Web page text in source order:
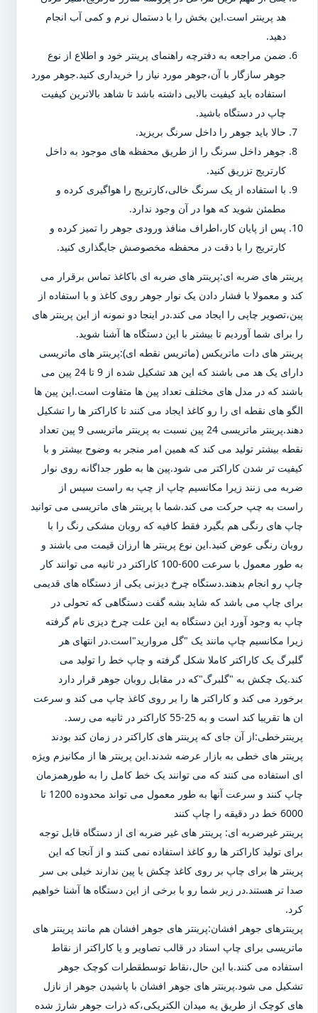
هد پرینتر است.این بخش را با دستمال نرم و کمی آب انجام
دهید.
ضمن مراجعه به دفترچه راهنمای پرینتر خود و اطلاع از نوع
جوهر سازگار با آن،جوهر مورد نیاز را خریداری کنید.جوهر مورد
استفاده باید کیفیت بالایی داشته باشد تا شاهد بالاترین کیفیت
چاپ در دستگاه باشید.
حالا باید جوهر را داخل سرنگ بریزید.
جوهر داخل سرنگ را از طریق محفظه های موجود به داخل
کارتریج تزریق کنید.
با استفاده از یک سرنگ خالی،کارتریج را هواگیری کرده و
مطمئن شوید که هوا در آن وجود ندارد.
پس از پایان کار،اطراف منافذ ورودی جوهر را تمیز کرده و
کارتریج را با دقت در محفظه مخصوصش جایگذاری کنید.
پرینتر های ضربه ای:پرینتر های ضربه ای باکاغذ تماس برقرار می
کند و معمولا با فشار دادن یک نوار جوهر روی کاغذ و با استفاده از
پین،تصویر چاپی را ایجاد می کند.در اینجا دو نمونه از این پرینتر های
را برای شما آوردیم تا بیشتر با این دستگاه ها آشنا شوید.
پرینتر های دات ماتریکس (ماتریس نقطه ای):پرینتر های ماتریسی
دارای یک هد می باشند که این هد تشکیل شده از 9 تا 24 پین می
باشند که در مدل های مختلف تعداد پین ها متفاوت است.این پین ها
الگو های نقطه ای را رو کاغذ ایجاد می کنند تا کاراکتر ها را تشکیل
دهند.پرینتر ماتریسی 24 پین نسبت به پرینتر ماتریسی 9 پین تعداد
نقطه بیشتر تولید می کند که همین امر منجر به وضوح بیشتر و با
کیفیت تر شدن کاراکتر می شود.پین ها به طور جداگانه روی نوار
ضربه می زنند زیرا مکانسیم چاپ از چپ به راست سپس از
راست به چپ حرکت می کند.شما با پرینتر های ماتریسی می توانید
چاپ های رنگی هم بگیرد فقط کافیه که روبان مشکی رنگ را با
روبان رنگی عوض کنید.این نوع پرینتر ها ارزان قیمت می باشند و
به طور معمول با سرعت 600-100 کاراکتر در ثانیه می توانند کار
چاپ رو انجام بدهند.دستگاه چرخ دیزنی یکی از دستگاه های قدیمی
برای چاپ می باشد که شاید بشه گفت دستگاهی که تحولی در
چاپ به وجود آورد این دستگاه به این علت چرخ دیزی نام گرفته
زیرا مکانسیم چاپ مانند یک "گل مروارید"است.در انتهای هر
گلبرگ یک کاراکتر کاملا شکل گرفته و چاپ خط را تولید می
کند.یک چکش به "گلبرگ"که در مقابل روبان جوهر قرار دارد
برخورد می کند و کاراکتر ها را بر روی کاغذ چاپ می کند و سرعت
ان ها تقریبا کند است و به 25-55 کاراکتر در ثانیه می رسد.
پرینترخطی:از آن جای که پرینتر های کاراکتر در زمان کند بودند
پرینتر های خطی به بازار عرضه شدند.این پرینتر ها از مکانیزم ویژه
ای استفاده می کنند که می توانند یک خط کامل را به طورهمزمان
چاپ کنند و سرعت آنها به طور معمول می تواند محدوده 1200 تا
6000 خط در دقیقه را چاپ کنند
پرینتر غیرضربه ای: پرینتر های غیر ضربه ای از دستگاه قابل توجه
برای تولید کاراکتر ها رو کاغذ استفاده نمی کنند و از آنجا که این
پرینتر ها برای چاپ بر روی کاغذ چکش یا پین ندارند خیلی بی سر
صدا تر هستند.در زیر شما رو با برخی از این دستگاه ها آشنا خواهیم
کرد.
پرینترهای جوهر افشان:پرینتر های جوهر افشان هم مانند پرینتر های
ماتریسی برای چاپ اسناد در قالب تصاویر و یا کاراکتر از نقاط
استفاده می کنند.با این حال،نقاط توسطقطرات کوچک جوهر
تشکیل می شود.پرینتر های جوهر افشان با پاشیدن جوهر از نازل
های کوچک از طریق یه میدان الکتریکی،که ذرات جوهر شارژ شده